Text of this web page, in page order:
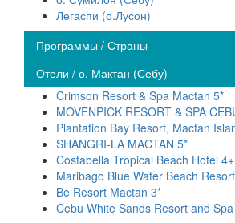
Легаспи (о.Лусон)
Программы / Страны
Отели / о. Мактан (Себу)
Crimson Resort & Spa Mactan 5*
MOVENPICK RESORT & SPA
Plantation Bay Resort, Mactan
SHANGRI-LA MACTAN 5*
Costabella Tropical Beach Hotel
Maribago Blue Water Beach
Be Resort Mactan 3*
Cebu White Sands Resort and